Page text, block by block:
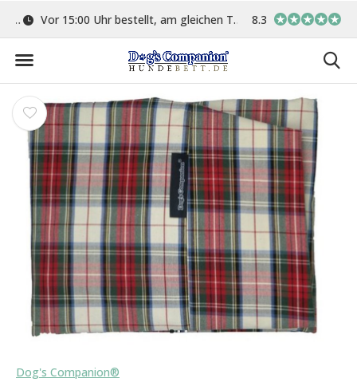
Vor 15:00 Uhr bestellt, am gleichen Tag versand In eigener
8.3
Dog's Companion®